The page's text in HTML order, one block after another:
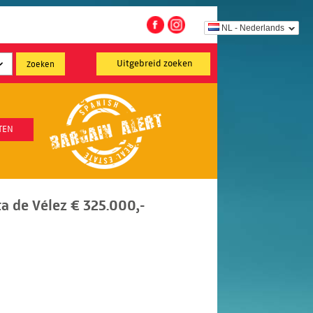
NL - Nederlands
Uitgebreid zoeken
de Vélez € 325.000,-